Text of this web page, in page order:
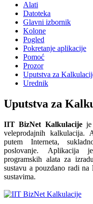
Alati
Datoteka
Glavni izbornik
Kolone
Pogled
Pokretanje aplikacije
Pomoć
Prozor
Uputstva za
Urednik
Uputstva za
IIT BizNet Kalkulacije
veleprodajnih kalkulacija.
putem Interneta,
poslovanje. Aplikacija
programskih alata za
sustavu a pouzdano radi na
sustavima.